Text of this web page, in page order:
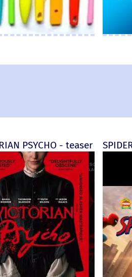
Open World) - official
PSYCHO - teaser